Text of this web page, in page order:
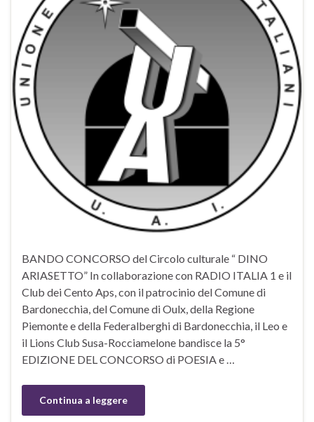
BANDO CONCORSO del Circolo culturale “ DINO
ARIASETTO” In collaborazione con RADIO ITALIA 1 e il
Club dei Cento Aps, con il patrocinio del Comune di
Bardonecchia, del Comune di Oulx, della Regione
Piemonte e della Federalberghi di Bardonecchia, il Leo e
il Lions Club Susa-Rocciamelone bandisce la 5°
EDIZIONE DEL CONCORSO di POESIA e …
Continua a leggere